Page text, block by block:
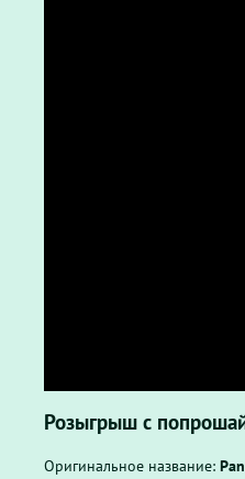
Розыгрыш с
Оригинальное название: